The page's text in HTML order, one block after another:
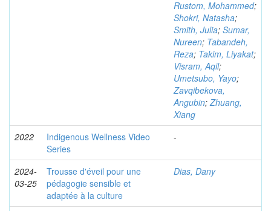
Rustom, Mohammed;
Shokri, Natasha;
Smith, Julia; Sumar,
Nureen; Tabandeh,
Reza; Takim, Liyakat;
Visram, Aqil;
Umetsubo, Yayo;
Zavqibekova,
Angubin;Zhuang,
Xiang
2022
Indigenous Wellness Video
Series
-
2024-
03-25
Trousse d'éveil pour une
pédagogie sensible et
adaptée à la culture
Dias, Dany